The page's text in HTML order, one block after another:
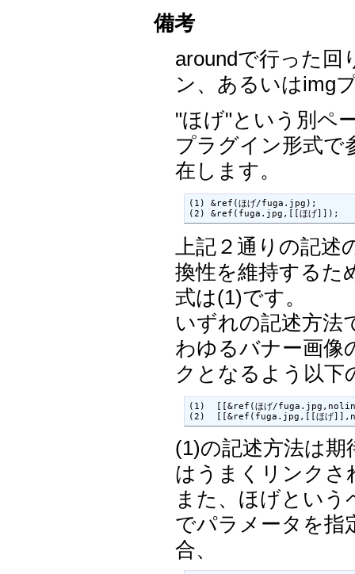
備考
aroundで行った回
ン、あるいはimg
"ほげ"という別ペ
プラグイン形式で
在します。
(1) &ref(ほげ/fuga.jpg);
(2) &ref(fuga.jpg,[[ほげ]]);
上記２通りの記
換性を維持するた
式は(1)です。
いずれの記述方法
わゆるバナー画像
クとなるよう以下
(1)  [[&ref(ほげ/fuga.jpg,nolink,
(2)  [[&ref(fuga.jpg,[[ほげ
(1)の記述方法は
はうまくリンクさ
また、ほげとい
でパラメータを指
合、